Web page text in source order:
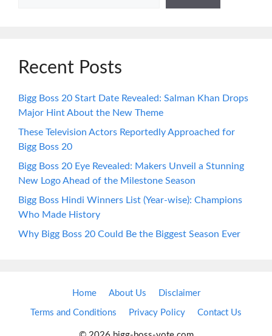
Recent Posts
Bigg Boss 20 Start Date Revealed: Salman Khan Drops
Major Hint About the New Theme
These Television Actors Reportedly Approached for
Bigg Boss 20
Bigg Boss 20 Eye Revealed: Makers Unveil a Stunning
New Logo Ahead of the Milestone Season
Bigg Boss Hindi Winners List (Year-wise): Champions
Who Made History
Why Bigg Boss 20 Could Be the Biggest Season Ever
Home About Us Disclaimer
Terms and Conditions Privacy Policy Contact Us